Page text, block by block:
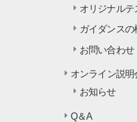
オリジナルテ
ガイダンスの
お問い合わせ
オンライン説明
お知らせ
Q＆A